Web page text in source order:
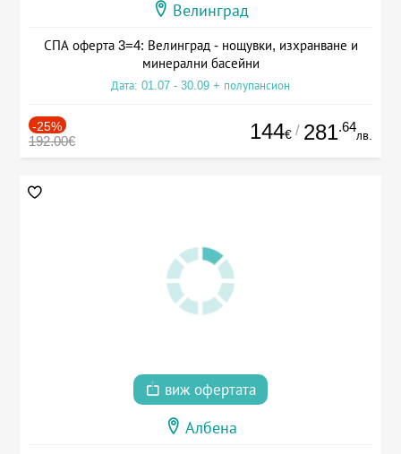
Велинград
СПА оферта 3=4: Велинград - нощувки, изхранване и
минерални басейни
Дата: 01.07 - 30.09 + полупансион
-25%
192.00€ 144€ / 281.64
лв.
виж офертата
Албена